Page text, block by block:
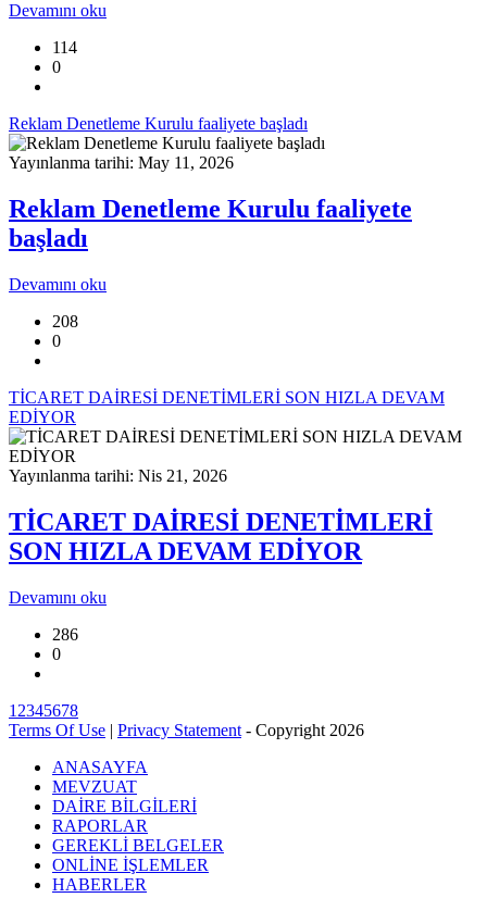
Devamını oku
114
0
Reklam Denetleme Kurulu faaliyete başladı
Yayınlanma tarihi: May 11, 2026
Reklam Denetleme Kurulu faaliyete
başladı
Devamını oku
208
0
TİCARET DAİRESİ DENETİMLERİ SON HIZLA DEVAM
EDİYOR
Yayınlanma tarihi: Nis 21, 2026
TİCARET DAİRESİ DENETİMLERİ
SON HIZLA DEVAM EDİYOR
Devamını oku
286
0
1 2345678
Terms Of Use | Privacy Statement - Copyright 2026
ANASAYFA
MEVZUAT
DAİRE BİLGİLERİ
RAPORLAR
GEREKLİ BELGELER
ONLİNE İŞLEMLER
HABERLER